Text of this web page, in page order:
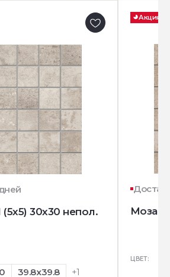
(5х5) 30x30 непол.
39.8x39.8 +1
Акция
ЦВЕТ: